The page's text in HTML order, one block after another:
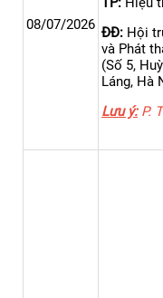
08/07/2026 ĐĐ: Hội
và Phát
(Số 5,
Láng, Hà
Lưu ý:P.